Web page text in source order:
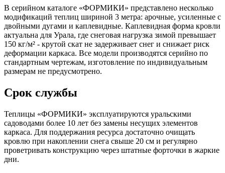
В серийном каталоге «ФОРМИКИ» представлено несколько
модификаций теплиц шириной 3 метра: арочные, усиленные с
двойными дугами и каплевидные. Каплевидная форма кровли
актуальна для Урала, где снеговая нагрузка зимой превышает
150 кг/м² - крутой скат не задерживает снег и снижает риск
деформации каркаса. Все модели производятся серийно по
стандартным чертежам, изготовление по индивидуальным
размерам не предусмотрено.
Срок службы
Теплицы «ФОРМИКИ» эксплуатируются уральскими
садоводами более 10 лет без замены несущих элементов
каркаса. Для поддержания ресурса достаточно очищать
кровлю при накоплении снега свыше 20 см и регулярно
проветривать конструкцию через штатные форточки в жаркие
дни.